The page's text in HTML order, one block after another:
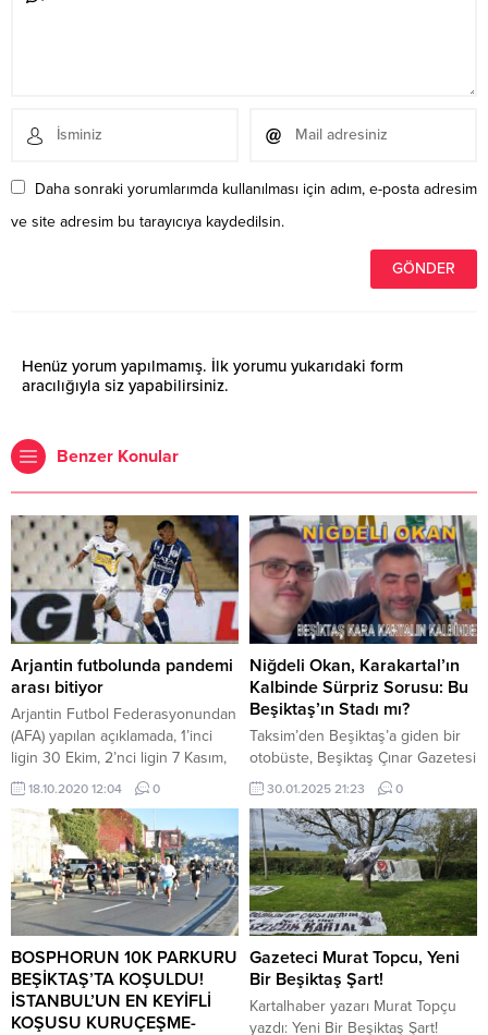
Daha sonraki yorumlarımda kullanılması için adım, e-posta adresim
ve site adresim bu tarayıcıya kaydedilsin.
Henüz yorum yapılmamış. İlk yorumu yukarıdaki form
aracılığıyla siz yapabilirsiniz.
Benzer Konular
Arjantin futbolunda pandemi
arası bitiyor
Arjantin Futbol Federasyonundan
(AFA) yapılan açıklamada, 1’inci
ligin 30 Ekim, 2’nci ligin 7 Kasım,
3 ve 4’üncü lig ile kadınlar liginin
ise 21 Kasım’da başlayacağı
belirtildi. Tüm karşılaşmaların
seyircisiz oynanacağı da ifade
edildi. LİGLER NİSAN AYINDA
İPTAL EDİLMİŞTİ Arjantin Futbol
Federasyonu Başkanı Chiqui
Tapia nisan ayının sonunda,
koronavirüs salgını deneni...
18.10.2020 12:04 0
Niğdeli Okan, Karakartal’ın
Kalbinde Sürpriz Sorusu: Bu
Beşiktaş’ın Stadı mı?
Taksim’den Beşiktaş’a giden bir
otobüste, Beşiktaş Çınar Gazetesi
Genel Yayın Yönetmeni Ertan
Yılmaz’a yöneltilen ilginç bir soru
dikkat çekti. Arkadaşıyla
Niğde’den İstanbul’a gelen Okan,
Beşiktaş’ı sevmesine rağmen iş
yoğunluğu nedeniyle bir maça
gidememişti. Dolmabahçe’den
geçerken, büyük bir şaşkınlıkla
Ertan Yılmaz’a dönerek sordu:
“Bu Beşiktaş’ın stadı mı?”
Karakartal’a gönül veren ama...
30.01.2025 21:23 0
BOSPHORUN 10K PARKURU
BEŞİKTAŞ’TA KOŞULDU!
İSTANBUL’UN EN KEYİFLİ
KOŞUSU KURUÇEŞME-
Gazeteci Murat Topcu, Yeni
Bir Beşiktaş Şart!
Kartalhaber yazarı Murat Topçu
yazdı: Yeni Bir Beşiktaş Şart!